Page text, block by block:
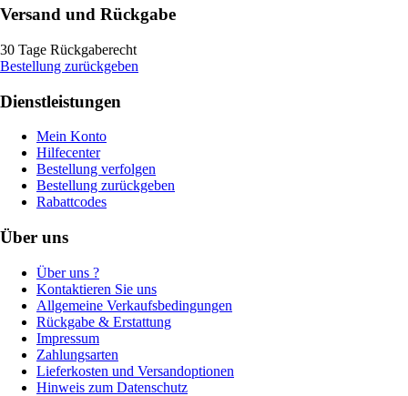
Versand und Rückgabe
30 Tage Rückgaberecht
Bestellung zurückgeben
Dienstleistungen
Mein Konto
Hilfecenter
Bestellung verfolgen
Bestellung zurückgeben
Rabattcodes
Über uns
Über uns ?
Kontaktieren Sie uns
Allgemeine Verkaufsbedingungen
Rückgabe & Erstattung
Impressum
Zahlungsarten
Lieferkosten und Versandoptionen
Hinweis zum Datenschutz